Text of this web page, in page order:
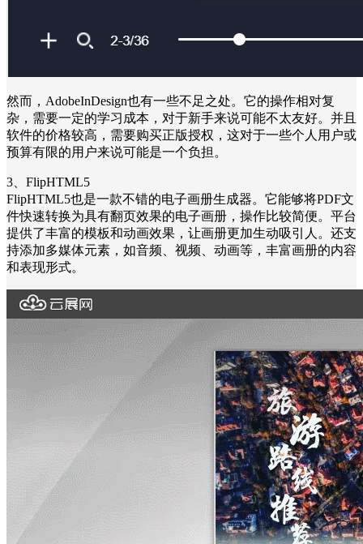
然而，AdobeInDesign也有一些不足之处。它的操作相对复
杂，需要一定的学习成本，对于新手来说可能不太友好。并且
软件的价格较高，需要购买正版授权，这对于一些个人用户或
预算有限的用户来说可能是一个负担。
3、FlipHTML5
FlipHTML5也是一款不错的电子画册生成器。它能够将PDF文
件快速转换为具有翻页效果的电子画册，操作比较简便。平台
提供了丰富的模板和动画效果，让画册更加生动吸引人。还支
持添加多媒体元素，如音频、视频、动画等，丰富画册的内容
和表现形式。